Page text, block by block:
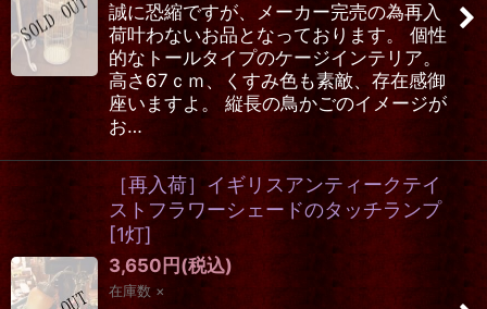
誠に恐縮ですが、メーカー完売の為再入
荷叶わないお品となっております。 個性
的なトールタイプのケージインテリア。
高さ67ｃｍ、くすみ色も素敵、存在感御
座いますよ。 縦長の鳥かごのイメージが
お…
［再入荷］イギリスアンティークテイ
ストフラワーシェードのタッチランプ
[1灯]
3,650 円 (税込)
在庫数 ×